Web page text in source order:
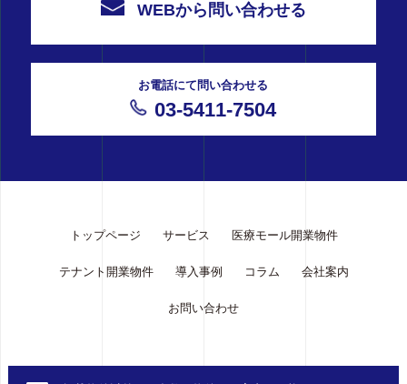
WEBから問い合わせる
お電話にて問い合わせる
03-5411-7504
トップページ サービス 医療モール開業物件
テナント開業物件 導入事例 コラム 会社案内
お問い合わせ